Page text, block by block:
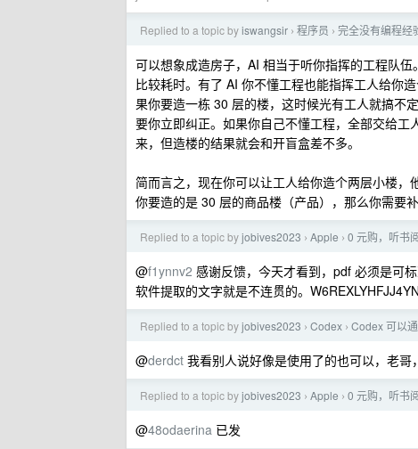
Replied to a topic byiswangsir › 程序员 › 完全没有编程经
可以想象成造房子，AI 相当于听你指挥的工程队
比较耗时。有了 AI 你不懂工程也能指挥工人给你
果你要造一栋 30 层的楼，这时候光有工人就搞不
要你立即纠正。如果你自己不懂工程，全部交给
来，但造楼的结果就会和开盲盒差不多。
简而言之，现在你可以让工人给你造个两层小楼
你要造的是 30 层的商品楼（产品），那么你需要
Replied to a topic byjobives2023 › Apple › 0 元购，听书
@f1ynnv2 感谢反馈，今天才看到，pdf 必须是可
软件提取的文字就是不连贯的。
Replied to a topic byjobives2023 › Codex › Codex 可以
@derdct 我看别人说好像是使用了的也可以，老
Replied to a topic byjobives2023 › Apple › 0 元购，听书
@48odaerina 已发